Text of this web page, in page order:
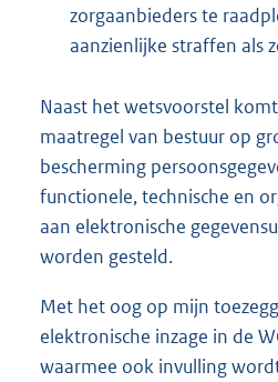
zorgaanbieders te
aanzienlijke straffen als
Naast het wetsvoorstel
maatregel van bestuur op
bescherming
functionele, technische en
aan elektronische
worden gesteld.
Met het oog op mijn
elektronische inzage in de
waarmee ook invulling